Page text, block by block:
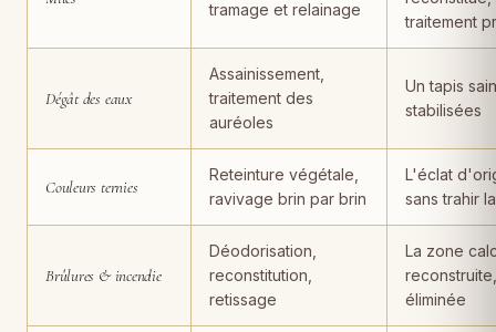
tramage et relainage
traitement
Dégât des eaux
Assainissement,
traitement des
auréoles
Un tapis
stabilisées
Couleurs ternies
Reteinture végétale,
ravivage brin par brin
L'éclat
sans trahir
Brûlures & incendie
Déodorisation,
reconstitution,
retissage
La zone
éliminée